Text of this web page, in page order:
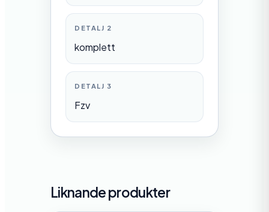
DETALJ 2
komplett
DETALJ 3
Fzv
Liknande produkter